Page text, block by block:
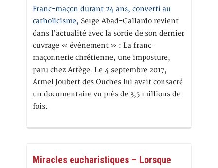
Franc-maçon durant 24 ans, converti au
catholicisme, Serge Abad-Gallardo revient
dans l’actualité avec la sortie de son dernier
ouvrage « événement » : La franc-
maçonnerie chrétienne, une imposture,
paru chez Artège. Le 4 septembre 2017,
Armel Joubert des Ouches lui avait consacré
un documentaire vu près de 3,5 millions de
fois.
Miracles eucharistiques – Lorsque